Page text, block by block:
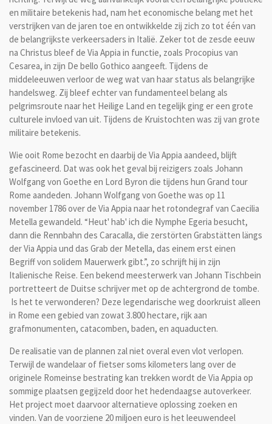
en militaire betekenis had, nam het economische belang met het
verstrijken van de jaren toe en ontwikkelde zij zich zo tot één van
de belangrijkste verkeersaders in Italië. Zeker tot de zesde eeuw
na Christus bleef de Via Appia in functie, zoals Procopius van
Cesarea, in zijn De bello Gothico aangeeft. Tijdens de
middeleeuwen verloor de weg wat van haar status als belangrijke
handelsweg. Zij bleef echter van fundamenteel belang als
pelgrimsroute naar het Heilige Land en tegelijk ging er een grote
culturele invloed van uit. Tijdens de Kruistochten was zij van grote
militaire betekenis.
Wie ooit Rome bezocht en daarbij de Via Appia aandeed, blijft
gefascineerd. Dat was ook het geval bij reizigers zoals Johann
Wolfgang von Goethe en Lord Byron die tijdens hun Grand tour
Rome aandeden. Johann Wolfgang von Goethe was op 11
november 1786 over de Via Appia naar het rotondegraf van Caecilia
Metella gewandeld. “Heut' hab' ich die Nymphe Egeria besucht,
dann die Rennbahn des Caracalla, die zerstörten Grabstätten längs
der Via Appia und das Grab der Metella, das einem erst einen
Begriff von solidem Mauerwerk gibt.”, zo schrijft hij in zijn
Italienische Reise. Een bekend meesterwerk van Johann Tischbein
portretteert de Duitse schrijver met op de achtergrond de tombe.
Is het te verwonderen? Deze legendarische weg doorkruist alleen
in Rome een gebied van zowat 3.800 hectare, rijk aan
grafmonumenten, catacomben, baden, en aquaducten.
De realisatie van de plannen zal niet overal even vlot verlopen.
Terwijl de wandelaar of fietser soms kilometers lang over de
originele Romeinse bestrating kan trekken wordt de Via Appia op
sommige plaatsen gegijzeld door het hedendaagse autoverkeer.
Het project moet daarvoor alternatieve oplossing zoeken en
vinden. Van de voorziene 20 miljoen euro is het leeuwendeel